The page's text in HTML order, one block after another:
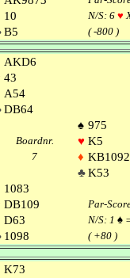
10 N/S: 6 ♥
B5 ( -800 )
AKD6
43
A54
DB64
♠ 975
Boardnr. ♥ K5
7 ♦ KB1092
♣K53
1083
DB109
Par-
D63 N/S: 1 ♠
1098 ( +80 )
K73